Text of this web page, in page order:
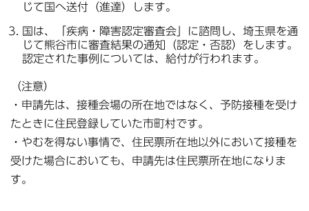
じて国へ送付（進達）します。
国は、「疾病・障害認定審査会」に諮問し、埼玉県を通
じて熊谷市に審査結果の通知（認定・否認）をします。
認定された事例については、給付が行われます。
（注意）
・申請先は、接種会場の所在地ではなく、予防接種を受け
たときに住民登録していた市町村です。
・やむを得ない事情で、住民票所在地以外において接種を
受けた場合においても、申請先は住民票所在地になりま
す。